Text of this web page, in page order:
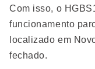
Com isso, o
funcionamento
localizado em
fechado.